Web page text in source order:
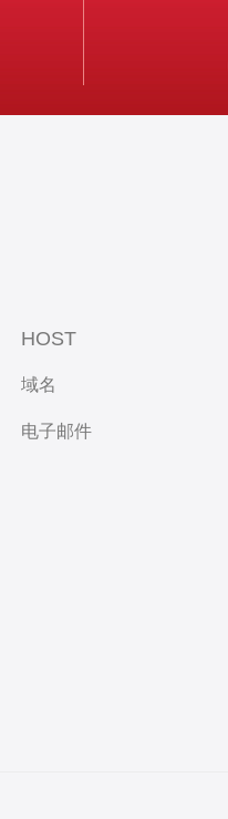
HOST
域名
电子邮件